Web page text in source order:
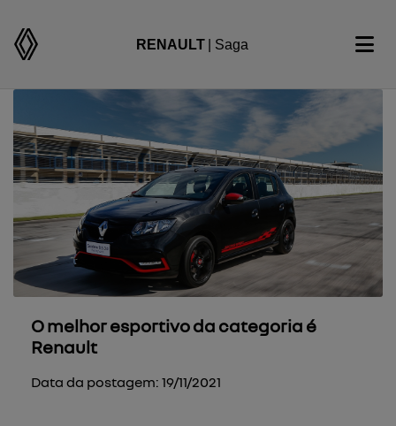
RENAULT | Saga
O melhor esportivo da categoria é
Renault
Data da postagem: 19/11/2021